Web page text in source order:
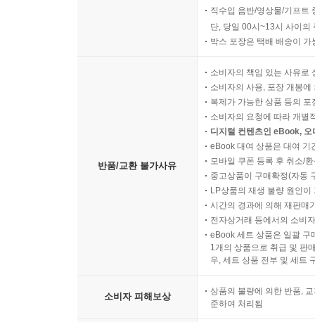
직수입 음반/영상물/기프트
단, 당일 00시~13시 사이의
박스 포장은 택배 배송이
반품/교환 불가사유
소비자의 책임 있는 사유로
소비자의 사용, 포장 개봉
복제가 가능한 상품 등의
소비자의 요청에 따라 개별
디지털 컨텐츠인 eBook,
eBook 대여 상품은 대여 기
모바일 쿠폰 등록 후 취소/
중고상품이 구매확정(자동
LP상품의 재생 불량 원인
시간의 경과에 의해 재판매
전자상거래 등에서의 소비
eBook 세트 상품은 일괄 구
1개의 상품으로 취급 및 판
우, 세트 상품 전부 및 세트
소비자 피해보상
상품의 불량에 의한 반품,
준하여 처리됨